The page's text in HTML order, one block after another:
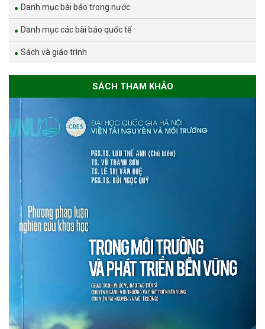
Danh mục bài báo trong nước
Danh mục các bài báo quốc tế
Sách và giáo trình
SÁCH THAM KHẢO